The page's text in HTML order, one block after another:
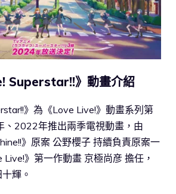
Superstar!!》動畫介紹
》為《Love Live!》動畫系列第
、2022年推出兩季電視動畫，由
》原案 公野櫻子 持續負責原案一
》第一作動畫 京極尚彦 擔任，
輝。